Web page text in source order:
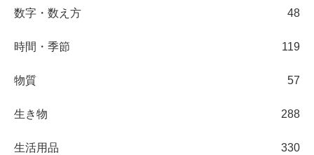
数字・数え方 48
時間・季節 119
物質 57
生き物 288
生活用品 330